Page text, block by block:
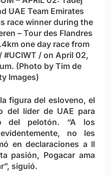
UAE Team Emirates
race winner during the
– Tour des Flandres
one day race from
#UCIWT / on April 02,
(Photo by Tim de
Images)
figura del esloveno, el
del líder de UAE para
del pelotón. “A los
no les
en declaraciones a Il
pasión, Pogacar ama
siguió.